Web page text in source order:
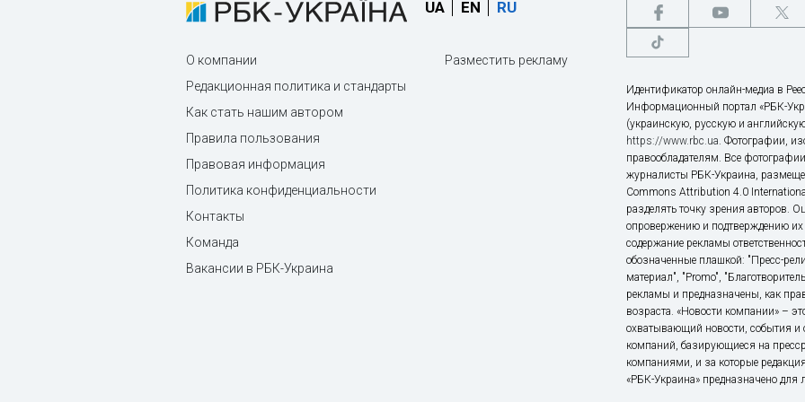
UA EN RU
О компании
Редакционная политика и стандарты
Как стать нашим автором
Правила пользования
Правовая информация
Политика конфиденциальности
Контакты
Команда
Вакансии в РБК-Украина
Разместить рекламу
Идентификатор онлайн-медиа в
Информационный портал «РБК-
(украинскую, русскую и
https://www.rbc.ua. Фотографии,
правообладателям. Все
журналисты РБК-Украина,
Commons Attribution 4.0
разделять точку зрения авторов.
опровержению и подтверждению их
содержание рекламы
обозначенные плашкой: "Пресс-
материал", "Promo",
рекламы и предназначены, как
возраста. «Новости компании» –
охватывающий новости, события и
компаний, базирующиеся на
компаниями, и за которые
«РБК-Украина» предназначено для